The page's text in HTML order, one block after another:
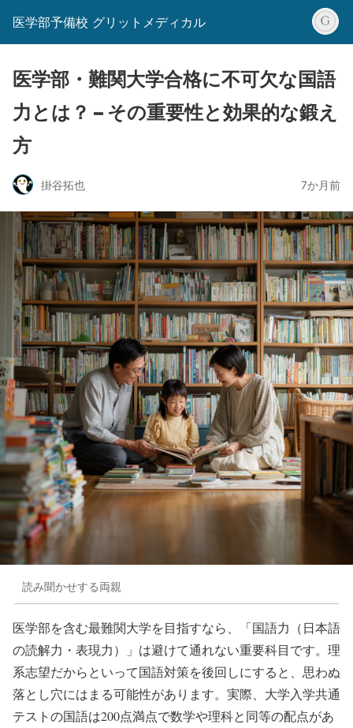
医学部予備校 グリットメディカル
医学部・難関大学合格に不可欠な国語
力とは？ – その重要性と効果的な鍛え
方
掛谷拓也 7か月前
読み聞かせする両親
医学部を含む最難関大学を目指すなら、「国語力（日本語
の読解力・表現力）」は避けて通れない重要科目です。理
系志望だからといって国語対策を後回しにすると、思わぬ
落とし穴にはまる可能性があります。実際、大学入学共通
テストの国語は200点満点で数学や理科と同等の配点があ